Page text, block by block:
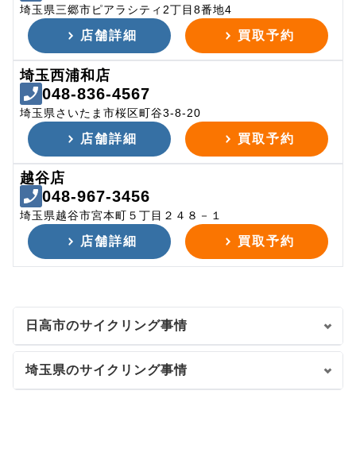
埼玉県三郷市ピアラシティ2丁目8番地4
店舗詳細 買取予約
埼玉西浦和店
048-836-4567
埼玉県さいたま市桜区町谷3-8-20
店舗詳細 買取予約
越谷店
048-967-3456
埼玉県越谷市宮本町５丁目２４８－１
店舗詳細 買取予約
日高市のサイクリング事情
埼玉県のサイクリング事情